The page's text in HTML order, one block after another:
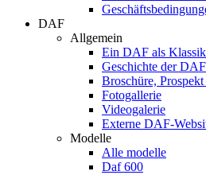
DAF
Allgemein
Ein DAF als
Geschichte der
Broschüre,
Fotogallerie
Videogalerie
Externe DAF-
Modelle
Alle modelle
Daf 600